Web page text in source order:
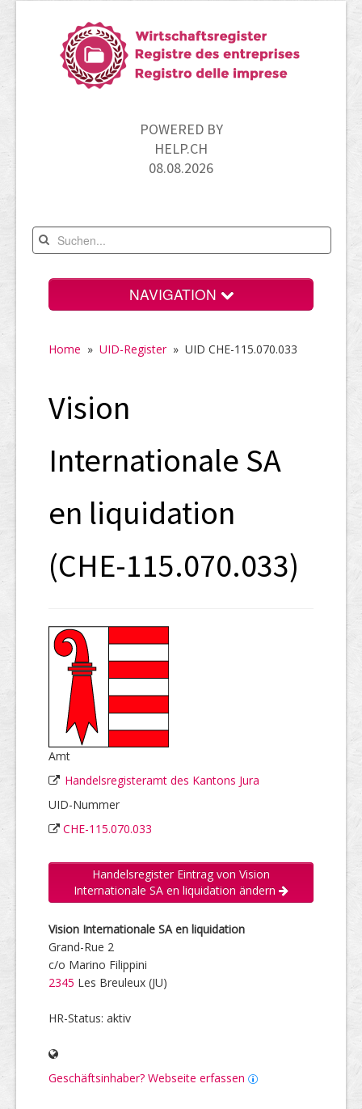
POWERED BY
HELP.CH
08.08.2026
NAVIGATION
UID-Register
Marken-Register
Home » UID-Register» UID CHE-115.070.033
Vision
Internationale SA
en liquidation
(CHE-115.070.033)
Amt
Handelsregisteramt des Kantons Jura
UID-Nummer
CHE-115.070.033
Handelsregister Eintrag von Vision
Internationale SA en liquidation ändern
Vision Internationale SA en liquidation
Grand-Rue 2
c/o Marino Filippini
2345 Les Breuleux (JU)
HR-Status: aktiv
Geschäftsinhaber? Webseite erfassen